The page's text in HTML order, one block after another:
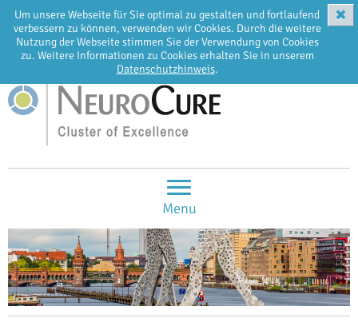
Um unsere Webseite für Sie optimal zu gestalten und fortlaufend
verbessern zu können, verwenden wir Cookies. Durch die weitere
Nutzung der Webseite stimmen Sie der Verwendung von Cookies
zu. Weitere Informationen zu Cookies erhalten Sie in unserem
Datenschutzhinweis.
✖
EN DE
Menu